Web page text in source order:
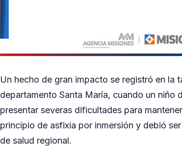
Un hecho de gran impacto se registró en la
departamento Santa María, cuando un niño
presentar severas dificultades para
principio de asfixia por inmersión y debió
de salud regional.